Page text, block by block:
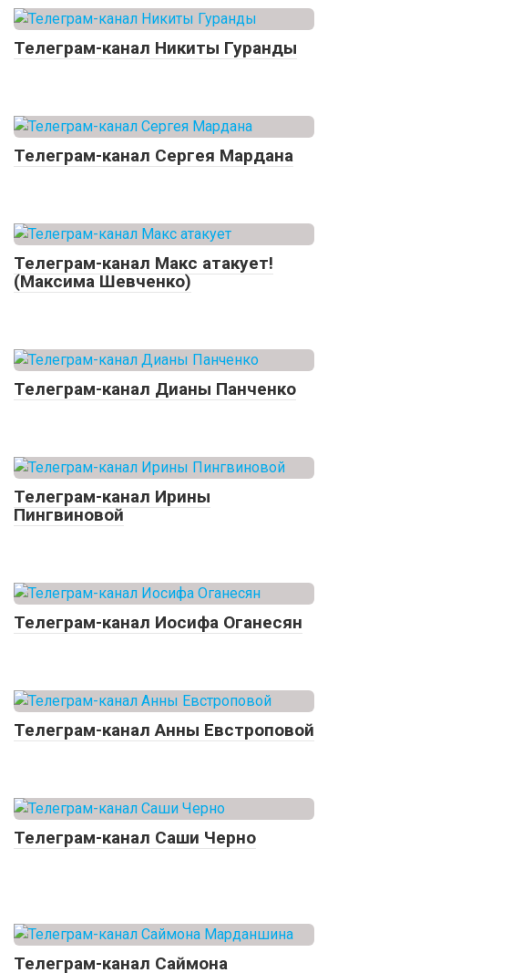
Телеграм-канал Никиты Гуранды
Телеграм-канал Сергея Мардана
Телеграм-канал Макс атакует!
(Максима Шевченко)
Телеграм-канал Дианы Панченко
Телеграм-канал Ирины
Пингвиновой
Телеграм-канал Иосифа Оганесян
Телеграм-канал Анны Евстроповой
Телеграм-канал Саши Черно
Телеграм-канал Саймона